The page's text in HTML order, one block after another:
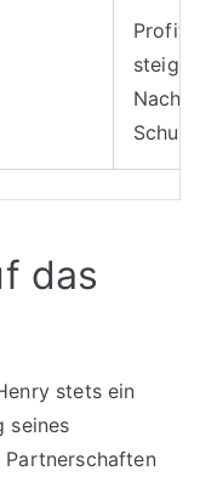
Profit
das
stets ein
seines
Partnerschaften